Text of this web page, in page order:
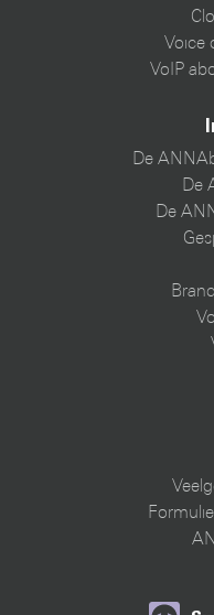
Voice
VoIP
De
De
De